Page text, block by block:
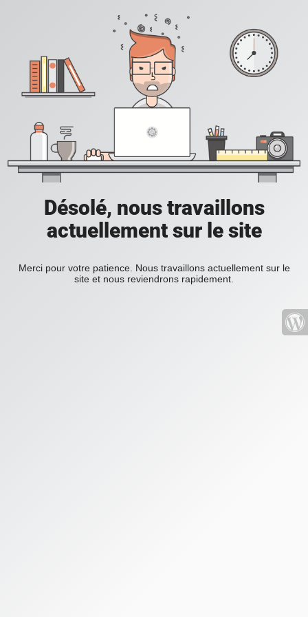
Désolé, nous travaillons
actuellement sur le site
Merci pour votre patience. Nous travaillons actuellement sur le
site et nous reviendrons rapidement.